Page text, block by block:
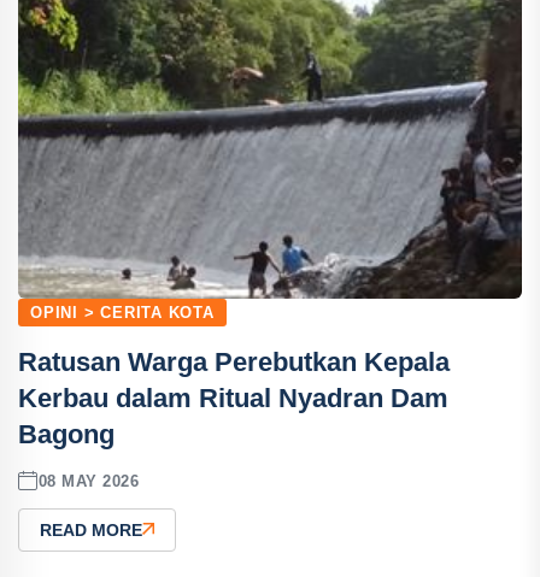
OPINI > CERITA KOTA
Ratusan Warga Perebutkan Kepala
Kerbau dalam Ritual Nyadran Dam
Bagong
08 MAY 2026
READ MORE